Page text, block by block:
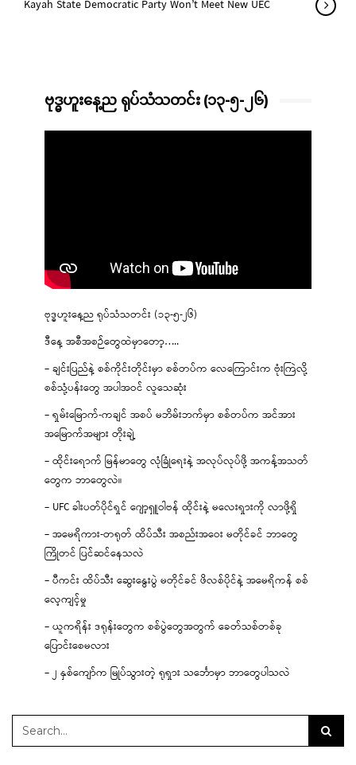
Kayah State Democratic Party Won’t Meet New UEC
ဗုဒ္ဓဟူးနေ့ည ရုပ်သံသတင်း (၁၃-၅-၂၆)
ဗုဒ္ဓဟူးနေ့ည ရုပ်သံသတင်း (၁၃-၅-၂၆)
ဒီနေ့ အစီအစဉ်တွေထဲမှာတော့…..
– ချင်းပြည်နဲ့ စစ်ကိုင်းတိုင်းမှာ စစ်တပ်က လေကြောင်းက ဗုံးကြဲလို့
စစ်သုံ့ပန်းတွေ အပါအဝင် လူသေဆုံး
– ရှမ်းမြောက်-ကချင် အစပ် မဘိမ်းဘက်မှာ စစ်တပ်က အင်အား
အမြောက်အများ တိုးချဲ့
– ထိုင်းရောက် မြန်မာတွေ လုံခြုံရေးနဲ့ အလုပ်လုပ်ဖို့ အကန့်အသတ်
တွေက ဘာတွေလဲ။
– UFC ခါးပတ်ပိုင်ရှင် ဂျော့ရှူဝါဗန် ထိုင်းနဲ့ မလေးရှားကို လာဖို့ရှိ
– အမေရိကား-တရုတ် ထိပ်သီး အစည်းအဝေး မတိုင်ခင် ဘာတွေ
ကြိုတင် ပြင်ဆင်နေသလဲ
– ပီကင်း ထိပ်သီး ဆွေးနွေးပွဲ မတိုင်ခင် ဖိလစ်ပိုင်နဲ့ အမေရိကန် စစ်
လေ့ကျင့်မှု
– ယူကရိန်း ဒရုန်းတွေက စစ်ပွဲတွေအတွက် ခေတ်သစ်တစ်ခု
ပြောင်းစေမလား
– ၂ နှစ်ကျော်က မြုပ်သွားတဲ့ ရုရှား သင်္ဘောမှာ ဘာတွေပါသလဲ